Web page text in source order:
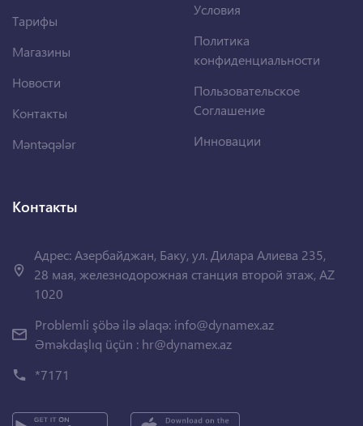
Тарифы
Магазины
Новости
Контакты
Məntəqələr
Условия
Политика
конфиденциальности
Пользовательское
Соглашение
Инновации
Контакты
Адрес: Азербайджан, Баку, ул. Дилара Алиева 235,
28 мая, железнодорожная станция второй этаж, AZ
1020
Problemli şöbə ilə əlaqə: info@dynamex.az
Əməkdaşlıq üçün : hr@dynamex.az
*7171